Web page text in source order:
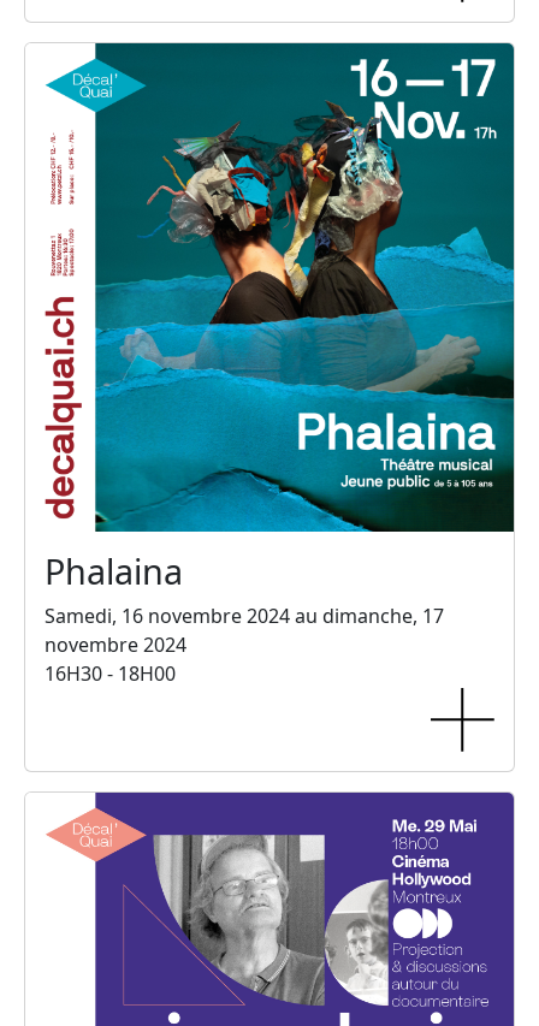
Phalaina
Samedi, 16 novembre 2024 au dimanche, 17
novembre 2024
16H30 - 18H00